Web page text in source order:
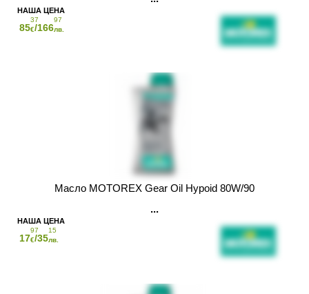
85
37
€/166
97
лв.
Масло MOTOREX Gear Oil Hypoid 80W/90
17
97
€/35
15
лв.